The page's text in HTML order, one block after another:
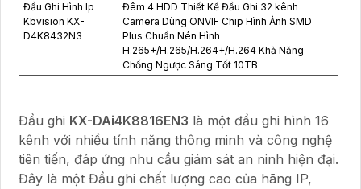
Đầu Ghi Hình Ip
Kbvision KX-
D4K8432N3
Đêm 4 HDD Thiết Kế Đầu Ghi 32 kênh
Camera Dùng ONVIF Chip Hình Ảnh SMD
Plus Chuẩn Nén Hình
H.265+/H.265/H.264+/H.264 Khả Năng
Chống Ngược Sáng Tốt 10TB
Đầu ghi KX-DAi4K8816EN3 là một đầu ghi hình 16
kênh với nhiều tính năng thông minh và công nghệ
tiên tiến, đáp ứng nhu cầu giám sát an ninh hiện đại.
Đây là một Đầu ghi chất lượng cao của hãng IP,